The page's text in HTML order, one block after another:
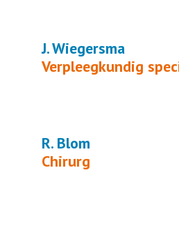
J. Wiegersma
Verpleegkundig
R. Blom
Chirurg